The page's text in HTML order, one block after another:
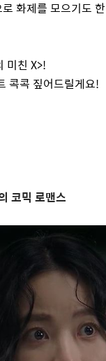
화제를 모으기도 한
미친 X>!
콕콕 짚어드릴게요!
코믹 로맨스